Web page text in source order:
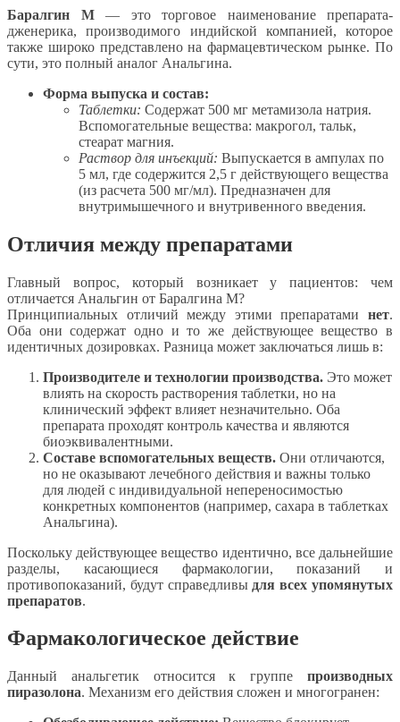
Баралгин М— это торговое наименование препарата-
дженерика, производимого индийской компанией, которое
также широко представлено на фармацевтическом рынке. По
сути, это полный аналог Анальгина.
Форма выпуска и состав:
Таблетки: Содержат 500 мг метамизола натрия.
Вспомогательные вещества: макрогол, тальк,
стеарат магния.
Раствор для инъекций: Выпускается в ампулах по
5 мл, где содержится 2,5 г действующего вещества
(из расчета 500 мг/мл). Предназначен для
внутримышечного и внутривенного введения.
Отличия между препаратами
Главный вопрос, который возникает у пациентов: чем
отличается Анальгин от Баралгина М?
Принципиальных отличий между этими препаратами нет.
Оба они содержат одно и то же действующее вещество в
идентичных дозировках. Разница может заключаться лишь в:
Производителе и технологии производства. Это может
влиять на скорость растворения таблетки, но на
клинический эффект влияет незначительно. Оба
препарата проходят контроль качества и являются
биоэквивалентными.
Составе вспомогательных веществ. Они отличаются,
но не оказывают лечебного действия и важны только
для людей с индивидуальной непереносимостью
конкретных компонентов (например, сахара в таблетках
Анальгина).
Поскольку действующее вещество идентично, все дальнейшие
разделы, касающиеся фармакологии, показаний и
противопоказаний, будут справедливы для всех упомянутых
препаратов.
Фармакологическое действие
Данный анальгетик относится к группе производных
пиразолона. Механизм его действия сложен и многогранен: